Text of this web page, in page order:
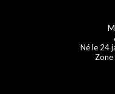
Né le 24